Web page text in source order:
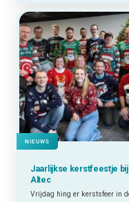
NIEUWS
Jaarlijkse kerstfeestje bij
Altec